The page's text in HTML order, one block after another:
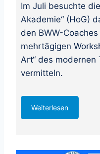
Im Juli besuchte
Akademie“ (HoG)
den BWW-
mehrtägigen
Art“ des modernen
vermitteln.
Weiterlesen